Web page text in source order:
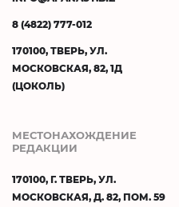
8 (4822) 777-012
170100, ТВЕРЬ, УЛ.
МОСКОВСКАЯ, 82, 1Д
(ЦОКОЛЬ)
МЕСТОНАХОЖДЕНИЕ
РЕДАКЦИИ
170100, Г. ТВЕРЬ, УЛ.
МОСКОВСКАЯ, Д. 82, ПОМ. 59